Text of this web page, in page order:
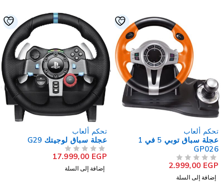
تحكم ألعاب
عجلة سباق توبي 5 في 1
GP026
2.999,00EGP
إضافة إلى السلة
تحكم ألعاب
عجلة سباق لوجيتك G29
17.999,00EGP
إضافة إلى السلة